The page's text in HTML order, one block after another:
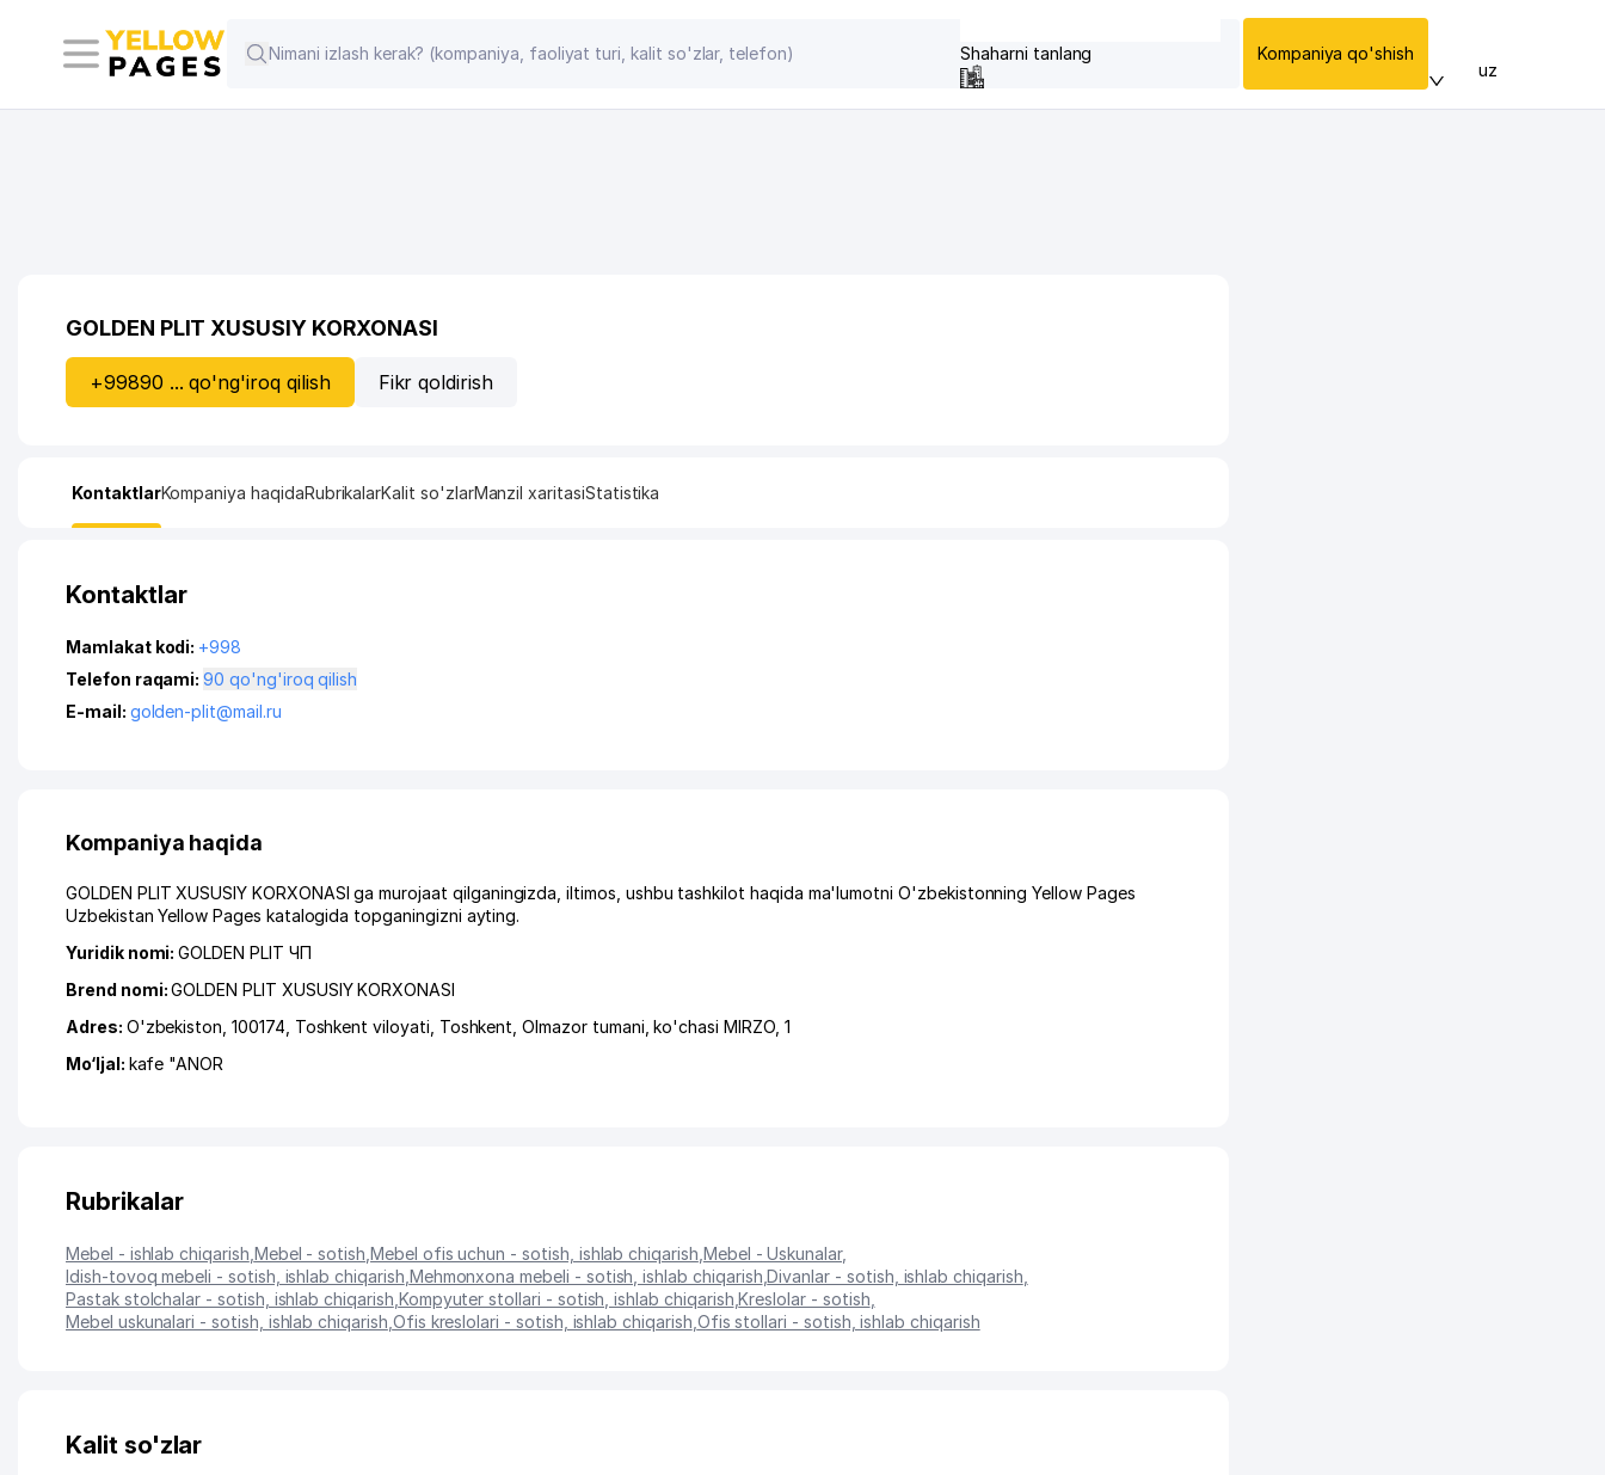
Shaharni tanlang Kompaniya qo'shish
uz
GOLDEN PLIT XUSUSIY KORXONASI
+99890 ... qo'ng'iroq qilish Fikr qoldirish
KontaktlarKompaniya haqidaRubrikalarKalit so'zlarManzil xaritasiStatistika
Kontaktlar
Mamlakat kodi: +998
Telefon raqami:
90 qo'ng'iroq qilish
E-mail: golden-plit@mail.ru
Kompaniya haqida
GOLDEN PLIT XUSUSIY KORXONASI ga murojaat qilganingizda, iltimos, ushbu tashkilot haqida ma'lumotni O'zbekistonning Yellow Pages
Uzbekistan Yellow Pages katalogida topganingizni ayting.
Yuridik nomi:GOLDEN PLIT ЧП
Brend nomi:GOLDEN PLIT XUSUSIY KORXONASI
Adres: O'zbekiston, 100174, Toshkent viloyati Toshkent ,Olmazor tumani ,ko'chasi MIRZO, 1
Mo‘ljal: kafe "ANOR
Rubrikalar
Mebel - ishlab chiqarish Mebel - sotish ,Mebel ofis uchun - sotish, ishlab chiqarish Mebel - Uskunalar,
Idish-tovoq mebeli - sotish, ishlab chiqarish Mehmonxona mebeli - sotish, ishlab chiqarish ,Divanlar - sotish, ishlab chiqarish
Pastak stolchalar - sotish, ishlab chiqarish Kompyuter stollari - sotish, ishlab chiqarish ,Kreslolar - sotish
Mebel uskunalari - sotish, ishlab chiqarish Ofis kreslolari - sotish, ishlab chiqarish Ofis stollari - sotish, ishlab chiqarish
Kalit so'zlar